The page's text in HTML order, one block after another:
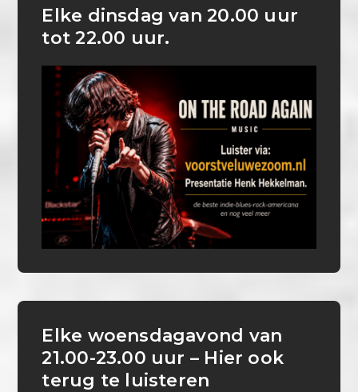
Elke dinsdag van 20.00 uur
tot 22.00 uur.
Elke woensdagavond van
21.00-23.00 uur – Hier ook
terug te luisteren